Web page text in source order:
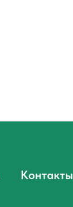
Контакты